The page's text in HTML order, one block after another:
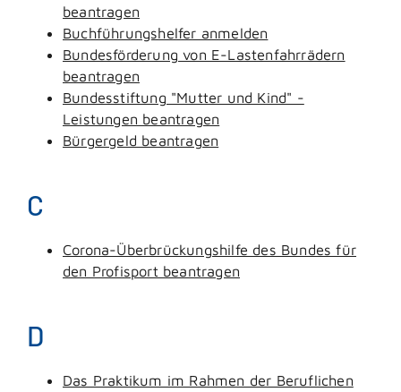
beantragen
Buchführungshelfer anmelden
Bundesförderung von E-Lastenfahrrädern
beantragen
Bundesstiftung "Mutter und Kind" -
Leistungen beantragen
Bürgergeld beantragen
C
Corona-Überbrückungshilfe des Bundes für
den Profisport beantragen
D
Das Praktikum im Rahmen der Beruflichen